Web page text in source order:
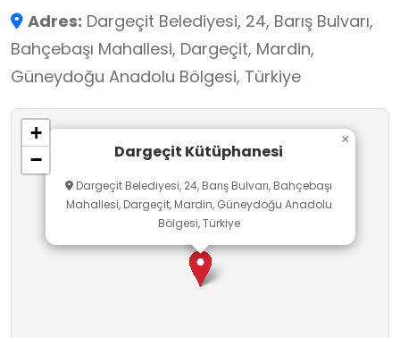
projeleri, kitap okuma saatleri ve sessiz grup
çalışmaları için uygun bir ortamdır.
Adres: Dargeçit Belediyesi, 24, Barış Bulvarı,
Bahçebaşı Mahallesi, Dargeçit, Mardin,
Güneydoğu Anadolu Bölgesi, Türkiye
Dargeçit Kütüphanesi
Dargeçit Belediyesi, 24, Barış Bulvarı, Bahçebaşı
Mahallesi, Dargeçit, Mardin, Güneydoğu Anadolu
Bölgesi, Türkiye
×
+
−